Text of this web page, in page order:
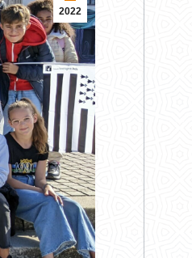
2022